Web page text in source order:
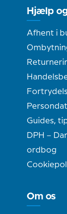
Hjælp
Afhent i
Guides,
DPH –
ordbog
Om os